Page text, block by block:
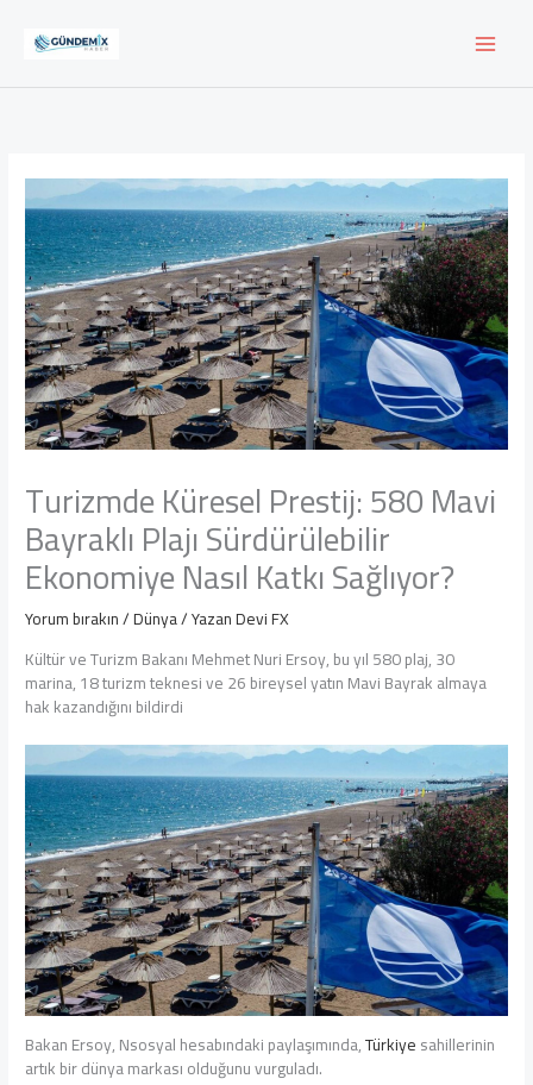
Turizmde Küresel Prestij: 580 Mavi
Bayraklı Plajı Sürdürülebilir
Ekonomiye Nasıl Katkı Sağlıyor?
Yorum bırakın/Dünya/ YazanDevi FX
Kültür ve Turizm Bakanı Mehmet Nuri Ersoy, bu yıl 580 plaj, 30
marina, 18 turizm teknesi ve 26 bireysel yatın Mavi Bayrak almaya
hak kazandığını bildirdi
Bakan Ersoy, Nsosyal hesabındaki paylaşımında,Türkiyesahillerinin
artık bir dünya markası olduğunu vurguladı.